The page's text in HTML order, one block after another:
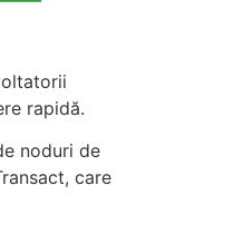
rapidă.
noduri de
care